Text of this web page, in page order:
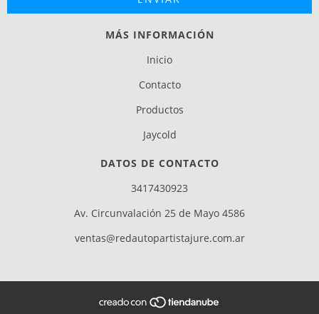
MÁS INFORMACIÓN
Inicio
Contacto
Productos
Jaycold
DATOS DE CONTACTO
3417430923
Av. Circunvalación 25 de Mayo 4586
ventas@redautopartistajure.com.ar